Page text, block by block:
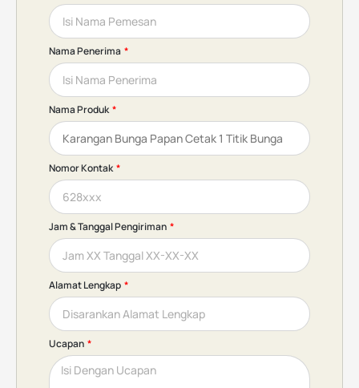
Nama Penerima
Nama Produk
Nomor Kontak
Jam & Tanggal Pengiriman
Alamat Lengkap
Ucapan